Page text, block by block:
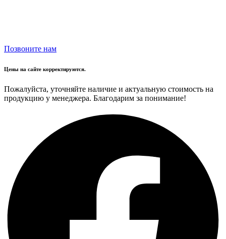
Позвоните нам
Цены на сайте корректируются.
Пожалуйста, уточняйте наличие и актуальную стоимость на
продукцию у менеджера. Благодарим за понимание!